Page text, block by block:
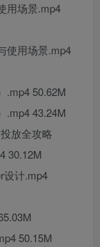
用场景.mp4
使用场景.mp4
.mp4 50.62M
.mp4 43.24M
放全攻略
30.12M
设计.mp4
50.15M